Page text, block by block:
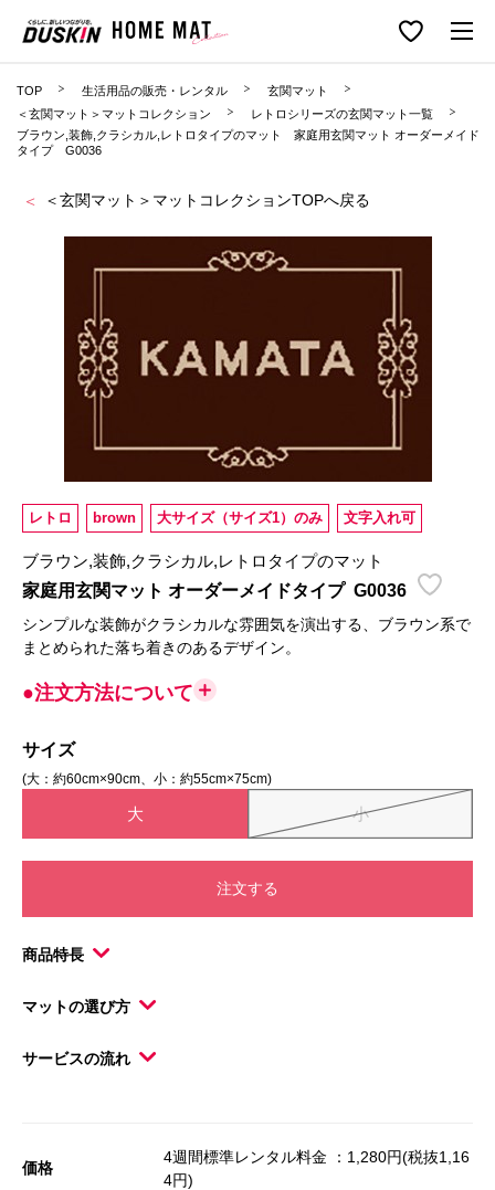
TOP 生活用品の販売・レンタル
玄関マット
＜玄関マット＞マットコレクション
レトロシリーズの玄関マット一覧
ブラウン,装飾,クラシカル,レトロタイプのマット 家庭用玄関マット オーダーメイド
タイプ G0036
＜玄関マット＞マットコレクションTOPへ戻る
レトロ brown 大サイズ（サイズ1）のみ 文字入れ可
ブラウン,装飾,クラシカル,レトロタイプのマット
家庭用玄関マット オーダーメイドタイプ G0036
シンプルな装飾がクラシカルな雰囲気を演出する、ブラウン系で
まとめられた落ち着きのあるデザイン。
●注文方法について
サイズ
(大：約60cm×90cm、小：約55cm×75cm)
大 小
注文する
商品特長
マットの選び方
サービスの流れ
価格
4週間標準レンタル料金 ：1,280円(税抜1,16
4円)